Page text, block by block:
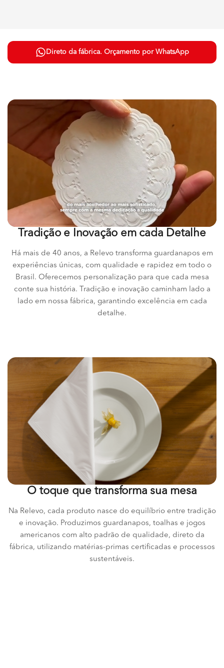
Direto da fábrica. Orçamento por WhatsApp
Tradição e Inovação em cada Detalhe
Há mais de 40 anos, a Relevo transforma guardanapos em
experiências únicas, com qualidade e rapidez em todo o
Brasil. Oferecemos personalização para que cada mesa
conte sua história. Tradição e inovação caminham lado a
lado em nossa fábrica, garantindo excelência em cada
detalhe.
O toque que transforma sua mesa
Na Relevo, cada produto nasce do equilíbrio entre tradição
e inovação. Produzimos guardanapos, toalhas e jogos
americanos com alto padrão de qualidade, direto da
fábrica, utilizando matérias-primas certificadas e processos
sustentáveis.